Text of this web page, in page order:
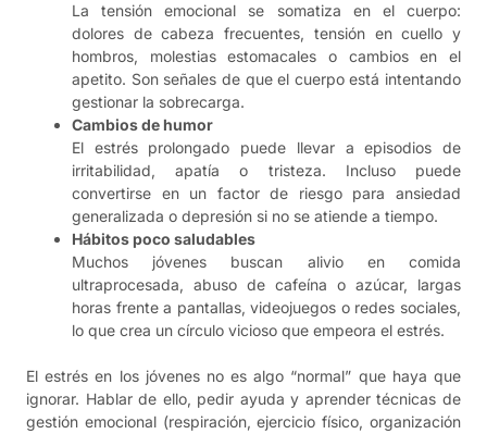
La tensión emocional se somatiza en el cuerpo:
dolores de cabeza frecuentes, tensión en cuello y
hombros, molestias estomacales o cambios en el
apetito. Son señales de que el cuerpo está intentando
gestionar la sobrecarga.
Cambios de humor
El estrés prolongado puede llevar a episodios de
irritabilidad, apatía o tristeza. Incluso puede
convertirse en un factor de riesgo para ansiedad
generalizada o depresión si no se atiende a tiempo.
Hábitos poco saludables
Muchos jóvenes buscan alivio en comida
ultraprocesada, abuso de cafeína o azúcar, largas
horas frente a pantallas, videojuegos o redes sociales,
lo que crea un círculo vicioso que empeora el estrés.
El estrés en los jóvenes no es algo “normal” que haya que
ignorar. Hablar de ello, pedir ayuda y aprender técnicas de
gestión emocional (respiración, ejercicio físico, organización